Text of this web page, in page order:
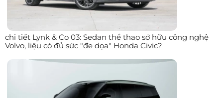
chi tiết Lynk & Co 03: Sedan thể thao sở hữu công nghệ
Volvo, liệu có đủ sức "đe dọa" Honda Civic?